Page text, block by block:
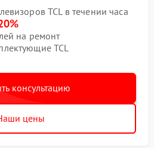
TCL в течении часа
на ремонт
TCL
консультацию
цены